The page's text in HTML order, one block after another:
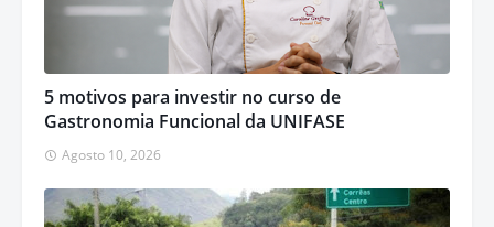
5 motivos para investir no curso de
Gastronomia Funcional da UNIFASE
Agosto 10, 2026